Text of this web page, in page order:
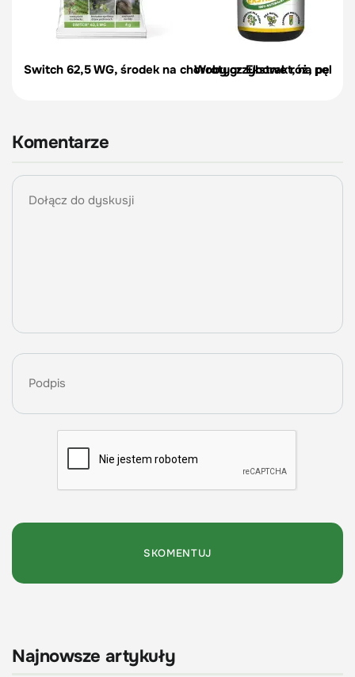
Switch 62,5 WG, środek na choroby grzybowe róż,
Wrotycz Ekstrakt, na
Komentarze
Najnowsze artykuły